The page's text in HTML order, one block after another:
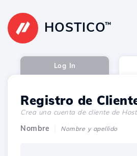
HOSTICO™
Log In
Registro de
Crea una cuenta de cliente de
Nombre Nombre y apellido